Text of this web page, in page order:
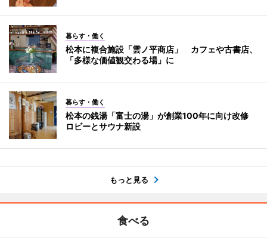
暮らす・働く
松本に複合施設「雲ノ平商店」 カフェや古書店、
「多様な価値観交わる場」に
暮らす・働く
松本の銭湯「富士の湯」が創業100年に向け改修
ロビーとサウナ新設
もっと見る
食べる